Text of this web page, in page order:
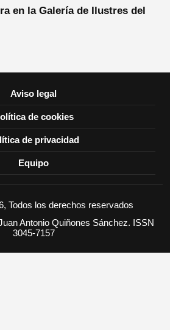
en la Galería de Ilustres del
Aviso legal
de cookies
de privacidad
Equipo
Todos los derechos reservados
Antonio Quiñones Sánchez. ISSN
3045-7157